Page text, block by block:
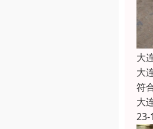
大
大
符
大
23-